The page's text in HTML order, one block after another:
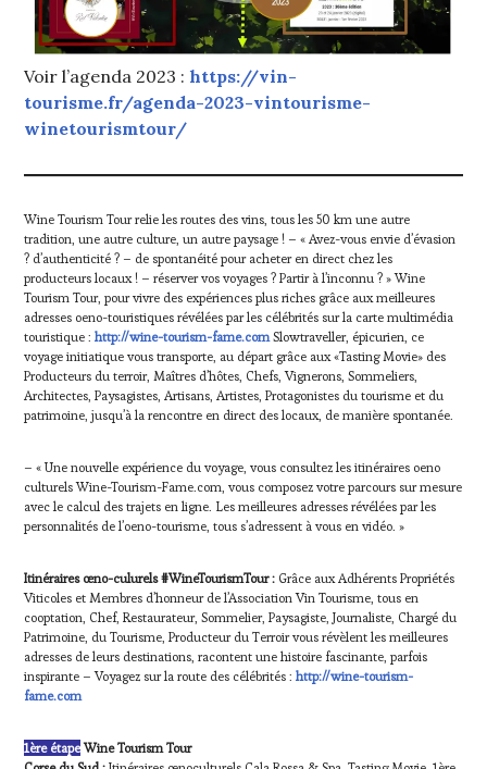
Voir l’agenda 2023 :https://vin-
tourisme.fr/agenda-2023-vintourisme-
winetourismtour/
Wine Tourism Tour relie les routes des vins, tous les 50 km une autre
tradition, une autre culture, un autre paysage ! – « Avez-vous envie d’évasion
? d’authenticité ? – de spontanéité pour acheter en direct chez les
producteurs locaux ! – réserver vos voyages ? Partir à l’inconnu ? » Wine
Tourism Tour, pour vivre des expériences plus riches grâce aux meilleures
adresses oeno-touristiques révélées par les célébrités sur la carte multimédia
touristique :http://wine-tourism-fame.com Slowtraveller, épicurien, ce
voyage initiatique vous transporte, au départ grâce aux «Tasting Movie» des
Producteurs du terroir, Maîtres d’hôtes, Chefs, Vignerons, Sommeliers,
Architectes, Paysagistes, Artisans, Artistes, Protagonistes du tourisme et du
patrimoine, jusqu’à la rencontre en direct des locaux, de manière spontanée.
– « Une nouvelle expérience du voyage, vous consultez les itinéraires oeno
culturels Wine-Tourism-Fame.com, vous composez votre parcours sur mesure
avec le calcul des trajets en ligne. Les meilleures adresses révélées par les
personnalités de l’oeno-tourisme, tous s’adressent à vous en vidéo. »
Itinéraires œno-culurels #WineTourismTour : Grâce aux Adhérents Propriétés
Viticoles et Membres d’honneur de l’Association Vin Tourisme, tous en
cooptation, Chef, Restaurateur, Sommelier, Paysagiste, Journaliste, Chargé du
Patrimoine, du Tourisme, Producteur du Terroir vous révèlent les meilleures
adresses de leurs destinations, racontent une histoire fascinante, parfois
inspirante – Voyagez sur la route des célébrités :http://wine-tourism-
fame.com
1ère étapeWine Tourism Tour